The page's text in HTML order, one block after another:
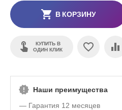
В КОРЗИНУ
КУПИТЬ В
ОДИН КЛИК
Наши преимущества
— Гарантия 12 месяцев